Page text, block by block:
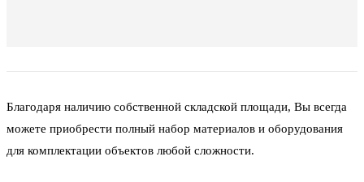
Благодаря наличию собственной складской площади, Вы всегда
можете приобрести полный набор материалов и оборудования
для комплектации объектов любой сложности.